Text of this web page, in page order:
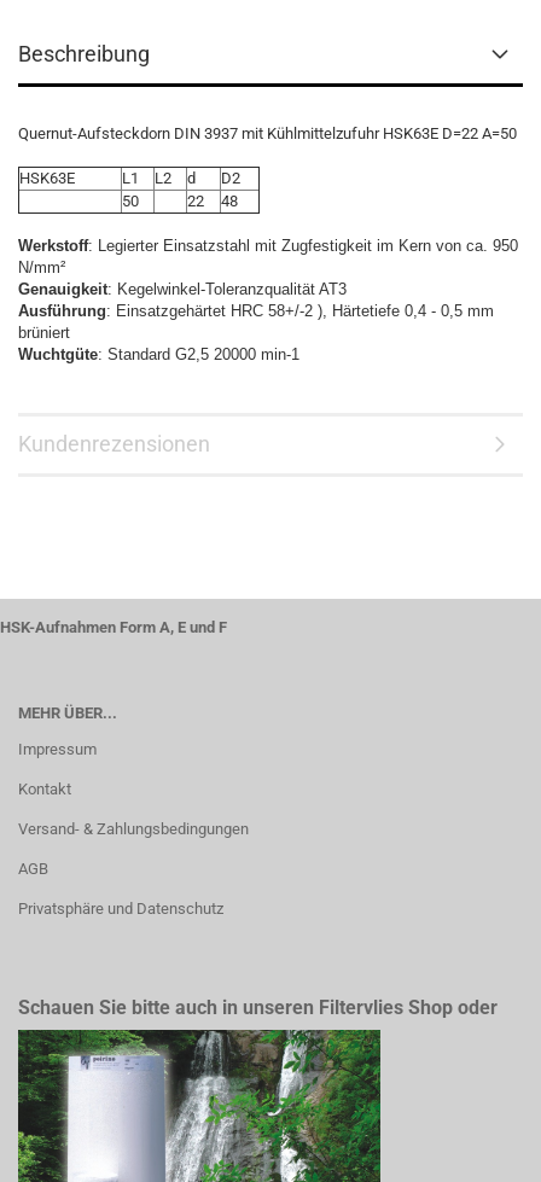
Beschreibung
Quernut-Aufsteckdorn DIN 3937 mit Kühlmittelzufuhr HSK63E D=22 A=50
HSK63E L1 L2 d
D2
50
22 48
Werkstoff: Legierter Einsatzstahl mit Zugfestigkeit im Kern von ca. 950
N/mm²
Genauigkeit: Kegelwinkel-Toleranzqualität AT3
Ausführung: Einsatzgehärtet HRC 58+/-2 ), Härtetiefe 0,4 - 0,5 mm
brüniert
Wuchtgüte: Standard G2,5 20000 min-1
Kundenrezensionen
HSK-Aufnahmen Form A, E und F
MEHR ÜBER...
Impressum
Kontakt
Versand- & Zahlungsbedingungen
AGB
Privatsphäre und Datenschutz
Schauen Sie bitte auch in unseren Filtervlies Shop oder